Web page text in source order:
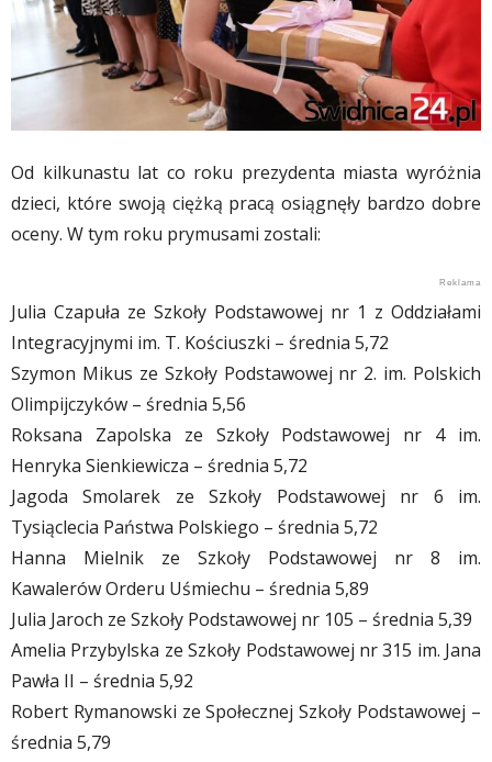
Od kilkunastu lat co roku prezydenta miasta wyróżnia
dzieci, które swoją ciężką pracą osiągnęły bardzo dobre
oceny. W tym roku prymusami zostali:
Julia Czapuła ze Szkoły Podstawowej nr 1 z Oddziałami
Integracyjnymi im. T. Kościuszki – średnia 5,72
Szymon Mikus ze Szkoły Podstawowej nr 2. im. Polskich
Olimpijczyków – średnia 5,56
Roksana Zapolska ze Szkoły Podstawowej nr 4 im.
Henryka Sienkiewicza – średnia 5,72
Jagoda Smolarek ze Szkoły Podstawowej nr 6 im.
Tysiąclecia Państwa Polskiego – średnia 5,72
Hanna Mielnik ze Szkoły Podstawowej nr 8 im.
Kawalerów Orderu Uśmiechu – średnia 5,89
Julia Jaroch ze Szkoły Podstawowej nr 105 – średnia 5,39
Amelia Przybylska ze Szkoły Podstawowej nr 315 im. Jana
Pawła II – średnia 5,92
Robert Rymanowski ze Społecznej Szkoły Podstawowej –
średnia 5,79